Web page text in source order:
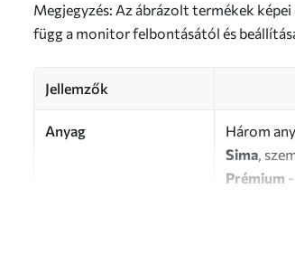
Megjegyzés: Az ábrázolt termékek
függ a monitor felbontásától és
Jellemzők
Anyag
Három
Sima,
Prémium